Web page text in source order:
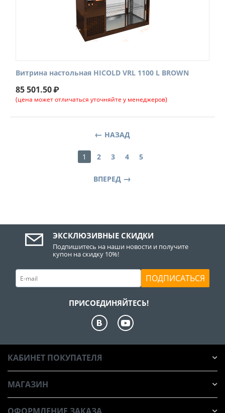
Витрина настольная HICOLD VRL 1100 L BROWN
85 501.50₽
(цена может отличаться уточняйте у менеджеров)
НАЗАД
1 2 3 4 5
ВПЕРЕД
ЭКСКЛЮЗИВНЫЕ СКИДКИ
Подпишитесь на наши новости и получите
купон на скидку 10%!
ПОДПИСАТЬСЯ
ПРИСОЕДИНЯЙТЕСЬ!
КАБИНЕТ ПОКУПАТЕЛЯ
МАГАЗИН